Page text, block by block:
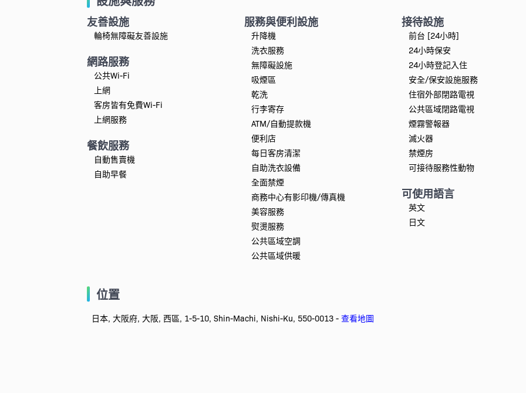
友善設施
輪椅無障礙友善設施
網路服務
公共Wi-Fi
上網
客房皆有免費Wi-Fi
上網服務
餐飲服務
自動售賣機
自助早餐
服務與便利設施
升降機
洗衣服務
無障礙設施
吸煙區
乾洗
行李寄存
ATM/自動提款機
便利店
每日客房清潔
自助洗衣設備
全面禁煙
商務中心有影印機/傳真機
美容服務
熨燙服務
公共區域空調
公共區域供暖
接待設施
前台 [24小時]
24小時保安
24小時登記入住
安全/保安設施服務
住宿外部閉路電視
公共區域閉路電視
煙霧警報器
滅火器
禁煙房
可接待服務性動物
可使用語言
英文
日文
位置
日本, 大阪府, 大阪, 西區, 1-5-10, Shin-Machi, Nishi-Ku, 550-0013 - 查看地圖